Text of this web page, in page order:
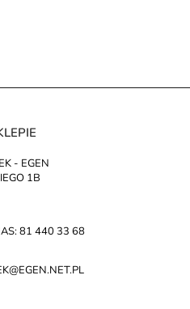
- EGEN
1B
81 440 33 68